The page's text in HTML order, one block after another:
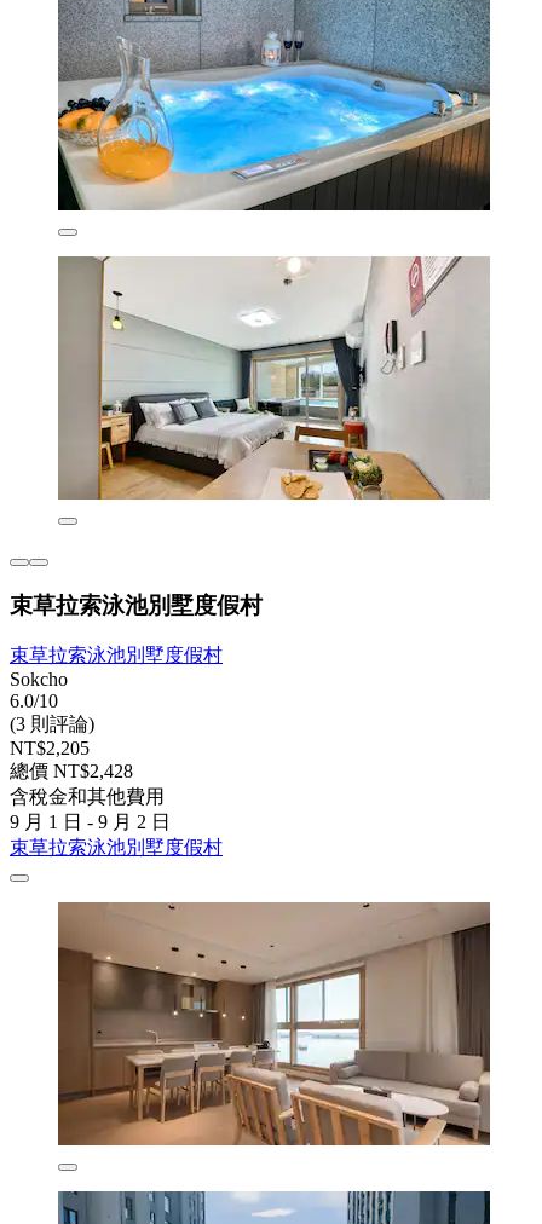
束草拉索泳池別墅度假村
束草拉索泳池別墅度假村
Sokcho
6.0/10
(3 則評論)
NT$2,205
總價 NT$2,428
含稅金和其他費用
9 月 1 日 - 9 月 2 日
束草拉索泳池別墅度假村